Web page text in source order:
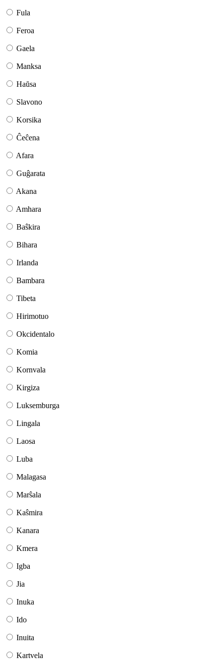
Fula
Feroa
Gaela
Manksa
Haŭsa
Slavono
Korsika
Ĉeĉena
Afara
Guĝarata
Akana
Amhara
Baŝkira
Bihara
Irlanda
Bambara
Tibeta
Hirimotuo
Okcidentalo
Komia
Kornvala
Kirgiza
Luksemburga
Lingala
Laosa
Luba
Malagasa
Marŝala
Kaŝmira
Kanara
Kmera
Igba
Jia
Inuka
Ido
Inuita
Kartvela